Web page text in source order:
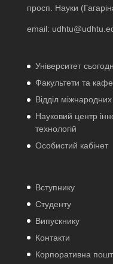
просп. Науки
email:
Університет
Факультети та
Відділ міжнародних
Науковий центр
технологій
Особистий кабінет
Вступнику
Студенту
Випускнику
Контакти
Корпоративна